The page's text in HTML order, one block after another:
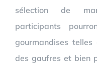
sélection de
participants
gourmandises telles
des gaufres et bien